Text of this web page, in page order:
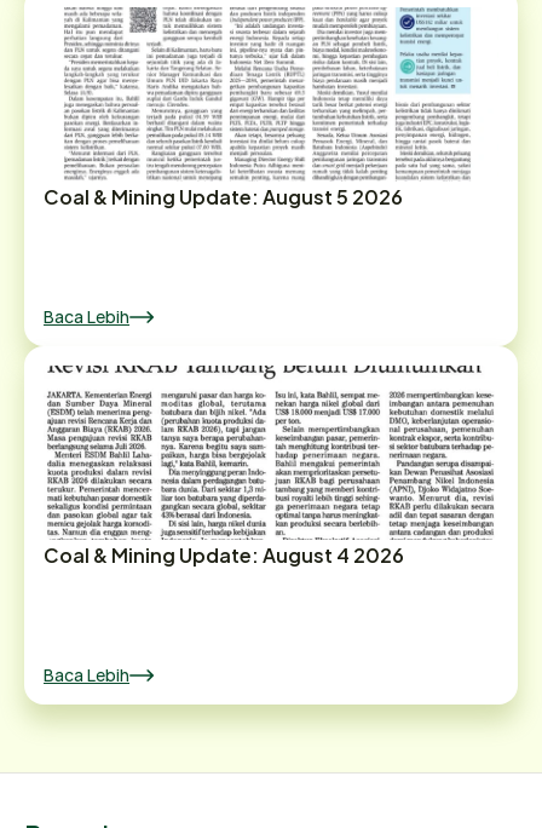
Coal & Mining Update: August 5 2026
Baca Lebih
Coal & Mining Update: August 4 2026
Baca Lebih